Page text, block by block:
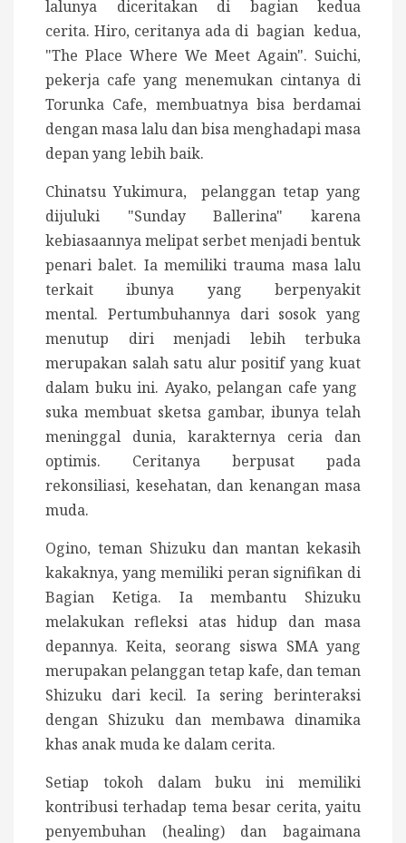
lalunya diceritakan di bagian kedua
cerita. Hiro, ceritanya ada di bagian kedua,
"The Place Where We Meet Again". Suichi,
pekerja cafe yang menemukan cintanya di
Torunka Cafe, membuatnya bisa berdamai
dengan masa lalu dan bisa menghadapi masa
depan yang lebih baik.
Chinatsu Yukimura, pelanggan tetap yang
dijuluki "Sunday Ballerina" karena
kebiasaannya melipat serbet menjadi bentuk
penari balet. Ia memiliki trauma masa lalu
terkait ibunya yang berpenyakit
mental. Pertumbuhannya dari sosok yang
menutup diri menjadi lebih terbuka
merupakan salah satu alur positif yang kuat
dalam buku ini. Ayako, pelangan cafe yang
suka membuat sketsa gambar, ibunya telah
meninggal dunia, karakternya ceria dan
optimis. Ceritanya berpusat pada
rekonsiliasi, kesehatan, dan kenangan masa
muda.
Ogino, teman Shizuku dan mantan kekasih
kakaknya, yang memiliki peran signifikan di
Bagian Ketiga. Ia membantu Shizuku
melakukan refleksi atas hidup dan masa
depannya.Keita, seorang siswa SMA yang
merupakan pelanggan tetap kafe, dan teman
Shizuku dari kecil. Ia sering berinteraksi
dengan Shizuku dan membawa dinamika
khas anak muda ke dalam cerita.
Setiap tokoh dalam buku ini memiliki
kontribusi terhadap tema besar cerita, yaitu
penyembuhan (healing) dan bagaimana